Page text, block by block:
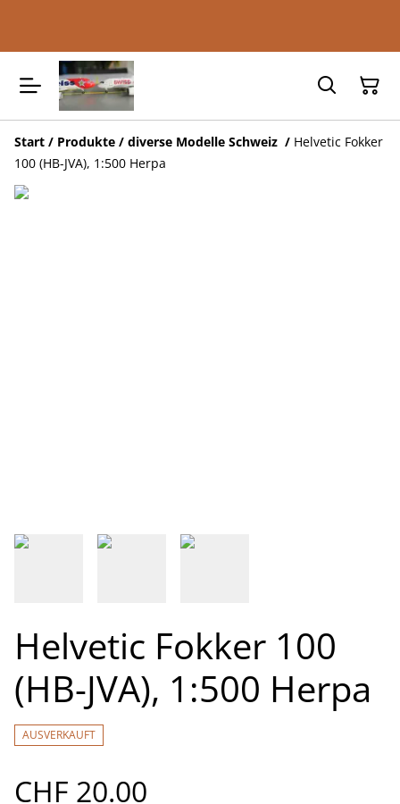
Start / Produkte / diverse Modelle Schweiz / Helvetic Fokker
100 (HB-JVA), 1:500 Herpa
Helvetic Fokker 100
(HB-JVA), 1:500 Herpa
AUSVERKAUFT
CHF 20.00